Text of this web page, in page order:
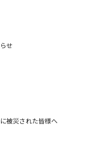
せ
被災された皆様へ